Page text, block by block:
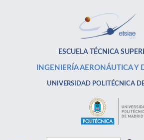
ESCUELA TÉCNICA
INGENIERÍA AERONÁUTICA Y
UNIVERSIDAD POLITÉCNICA